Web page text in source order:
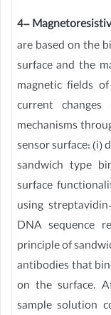
4-
are based on the
surface and the
magnetic fields
current
mechanisms
sensor surface: (i)
sandwich type
surface
using
DNA sequence
principle of
antibodies that
on the surface.
sample solution